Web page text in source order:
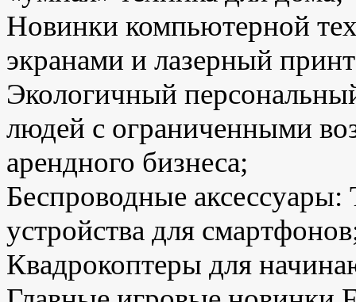
Новинки компьютерной
экранами и лазерный
Экологичный
людей с ограниченными
арендного бизнеса;
Беспроводные
устройства для
Квадрокоптеры для